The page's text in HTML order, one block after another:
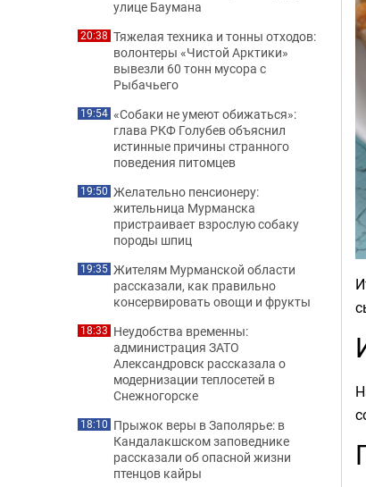
улице Баумана
20:38 Тяжелая техника и тонны отходов:
волонтеры «Чистой Арктики»
вывезли 60 тонн мусора с
Рыбачьего
19:54 «Собаки не умеют обижаться»:
глава РКФ Голубев объяснил
истинные причины странного
поведения питомцев
19:50 Желательно пенсионеру:
жительница Мурманска
пристраивает взрослую собаку
породы шпиц
19:35 Жителям Мурманской области
рассказали, как правильно
консервировать овощи и фрукты
18:33 Неудобства временны:
администрация ЗАТО
Александровск рассказала о
модернизации теплосетей в
Снежногорске
18:10 Прыжок веры в Заполярье: в
Кандалакшском заповеднике
рассказали об опасной жизни
птенцов кайры